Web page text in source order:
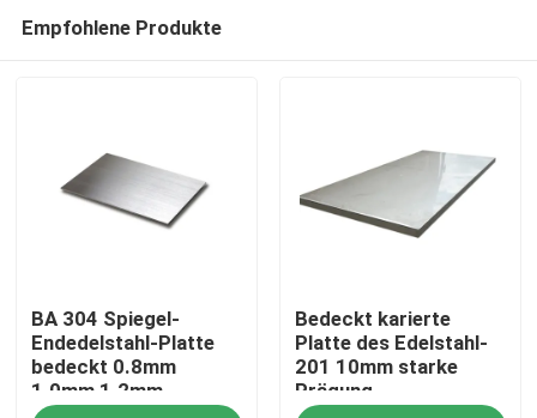
Empfohlene Produkte
BA 304 Spiegel-
Endedelstahl-Platte
bedeckt 0.8mm
1.0mm 1.2mm
Bedeckt karierte
Platte des Edelstahl-
201 10mm starke
Prägung